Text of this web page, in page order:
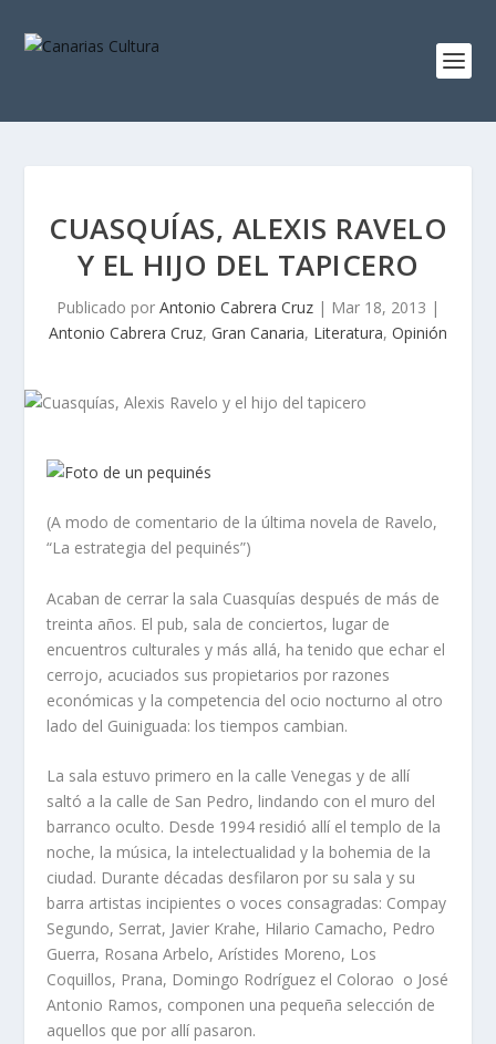
CUASQUÍAS, ALEXIS RAVELO
Y EL HIJO DEL TAPICERO
Publicado por Antonio Cabrera Cruz | Mar 18, 2013 |
Antonio Cabrera Cruz, Gran Canaria, Literatura, Opinión
(A modo de comentario de la última novela de Ravelo,
“La estrategia del pequinés”)
Acaban de cerrar la sala Cuasquías después de más de
treinta años. El pub, sala de conciertos, lugar de
encuentros culturales y más allá, ha tenido que echar el
cerrojo, acuciados sus propietarios por razones
económicas y la competencia del ocio nocturno al otro
lado del Guiniguada: los tiempos cambian.
La sala estuvo primero en la calle Venegas y de allí
saltó a la calle de San Pedro, lindando con el muro del
barranco oculto. Desde 1994 residió allí el templo de la
noche, la música, la intelectualidad y la bohemia de la
ciudad. Durante décadas desfilaron por su sala y su
barra artistas incipientes o voces consagradas: Compay
Segundo, Serrat, Javier Krahe, Hilario Camacho, Pedro
Guerra, Rosana Arbelo, Arístides Moreno, Los
Coquillos, Prana, Domingo Rodríguez el Colorao o José
Antonio Ramos, componen una pequeña selección de
aquellos que por allí pasaron.